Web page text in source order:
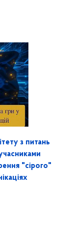
з питань
"сірого"